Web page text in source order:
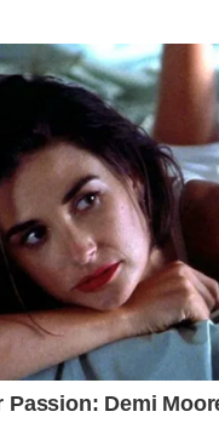
क्रियान्वित करने के
है कि हम कुछ और गोल
बड़े प्रतिद्वंद्वी से खेल
जिस तरह से
किया उससे मैं
खेले।”
2023 जूनियर पुरुष हॉकी